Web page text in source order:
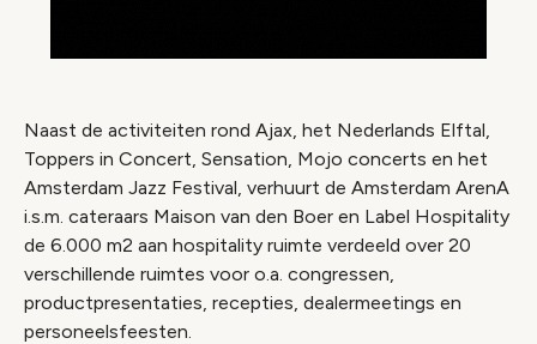
Naast de activiteiten rond Ajax, het Nederlands Elftal,
Toppers in Concert, Sensation, Mojo concerts en het
Amsterdam Jazz Festival, verhuurt de Amsterdam ArenA
i.s.m. cateraars Maison van den Boer en Label Hospitality
de 6.000 m2 aan hospitality ruimte verdeeld over 20
verschillende ruimtes voor o.a. congressen,
productpresentaties, recepties, dealermeetings en
personeelsfeesten.